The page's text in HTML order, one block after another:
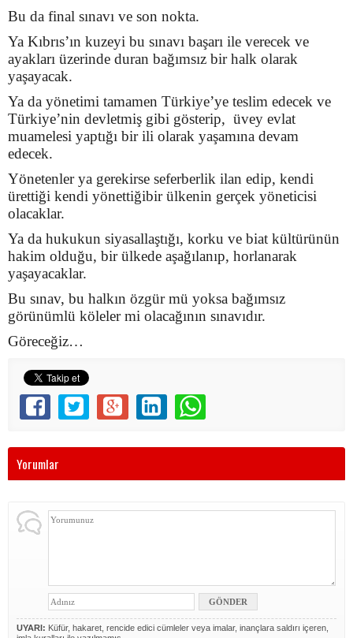
Bu da final sınavı ve son nokta.
Ya Kıbrıs’ın kuzeyi bu sınavı başarı ile verecek ve
ayakları üzerinde duran bağımsız bir halk olarak
yaşayacak.
Ya da yönetimi tamamen Türkiye’ye teslim edecek ve
Türkiye’nin devletmiş gibi gösterip, üvey evlat
muamelesi yaptığı bir ili olarak yaşamına devam
edecek.
Yönetenler ya gerekirse seferberlik ilan edip, kendi
ürettiği kendi yönettiğibir ülkenin gerçek yöneticisi
olacaklar.
Ya da hukukun siyasallaştığı, korku ve biat kültürünün
hakim olduğu, bir ülkede aşağılanıp, horlanarak
yaşayacaklar.
Bu sınav, bu halkın özgür mü yoksa bağımsız
görünümlü köleler mi olacağının sınavıdır.
Göreceğiz…
Yorumlar
UYARI: Küfür, hakaret, rencide edici cümleler veya imalar, inançlara saldırı içeren,